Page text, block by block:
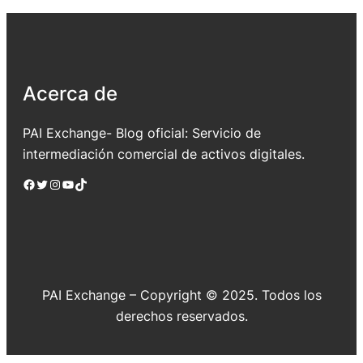
Acerca de
PAI Exchange- Blog oficial: Servicio de
intermediación comercial de activos digitales.
Facebook Twitter Instagram YouTube TikTok
PAI Exchange – Copyright © 2025. Todos los
derechos reservados.